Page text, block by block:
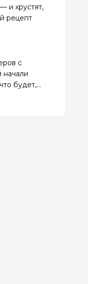
и хрустят,
рецепт
с
начали
будет,